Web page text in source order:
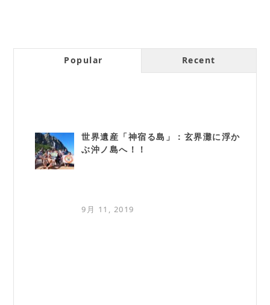
Popular Recent
世界遺産「神宿る島」：玄界灘に浮か
ぶ沖ノ島へ！！
9月 11, 2019